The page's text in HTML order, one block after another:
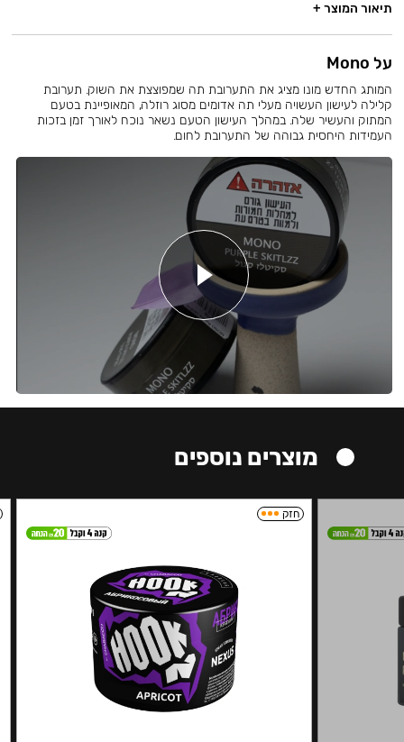
תיאור המוצר +
על Mono
המותג החדש מונו מציג את התערובת תה שמפוצצת את השוק. תערובת
קלילה לעישון העשויה מעלי תה אדומים מסוג רוזלה, המאופיינת בטעם
המתוק והעשיר שלה. במהלך העישון הטעם נשאר נוכח לאורך זמן בזכות
העמידות היחסית גבוהה של התערובת לחום.
מוצרים נוספים
חזק